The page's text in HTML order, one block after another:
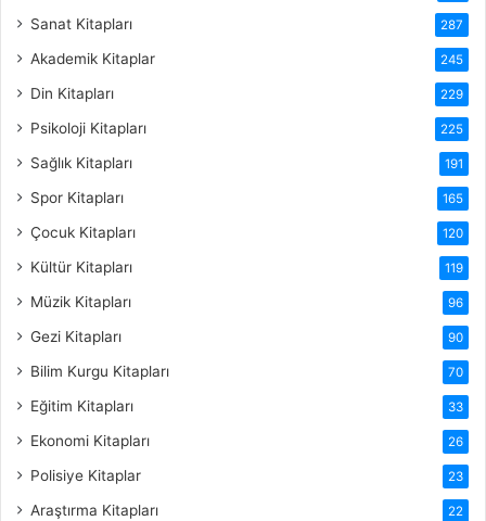
Sanat Kitapları 287
Akademik Kitaplar 245
Din Kitapları 229
Psikoloji Kitapları 225
Sağlık Kitapları 191
Spor Kitapları 165
Çocuk Kitapları 120
Kültür Kitapları 119
Müzik Kitapları 96
Gezi Kitapları 90
Bilim Kurgu Kitapları 70
Eğitim Kitapları 33
Ekonomi Kitapları 26
Polisiye Kitaplar 23
Araştırma Kitapları 22